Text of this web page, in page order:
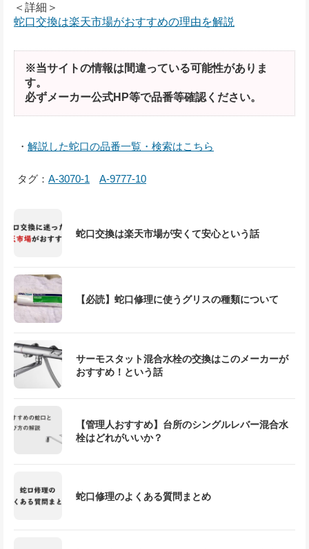
＜詳細＞
蛇口交換は楽天市場がおすすめの理由を解説
※当サイトの情報は間違っている可能性がありま
す。
必ずメーカー公式HP等で品番等確認ください。
・ 解説した蛇口の品番一覧・検索はこちら
タグ： A-3070-1 A-9777-10
蛇口交換は楽天市場が安くて安心という話
【必読】蛇口修理に使うグリスの種類について
サーモスタット混合水栓の交換はこのメーカーが
おすすめ！という話
【管理人おすすめ】台所のシングルレバー混合水
栓はどれがいいか？
蛇口修理のよくある質問まとめ